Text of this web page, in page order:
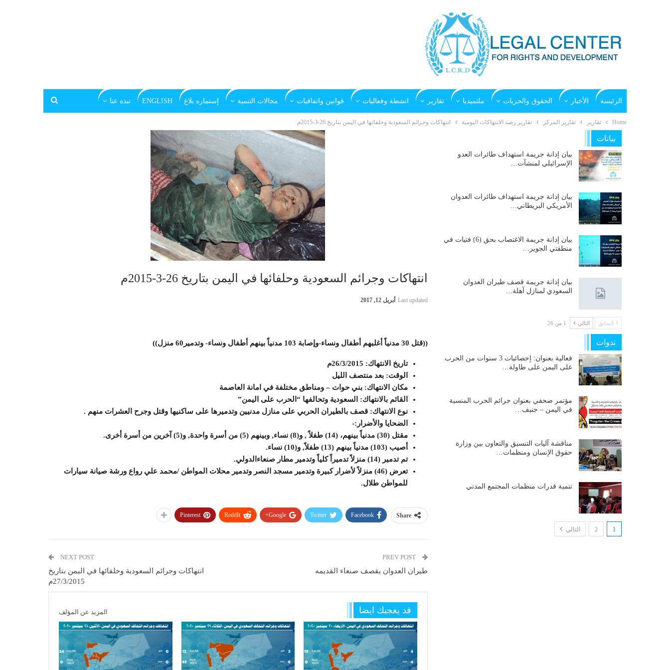
الرئيسة الأخبار الحقوق والحريات ملتميديا تقارير انشطة وفعاليات قوانين واتفاقيات مجالات التنمية إستماره بلاغ ENGLISH نبذه عنا
Home تقارير تقارير المركز تقارير رصد الانتهاكات اليومية انتهاكات وجرائم السعودية وحلفائها في اليمن بتاريخ 26-3-2015م
انتهاكات وجرائم السعودية وحلفائها في اليمن بتاريخ 26-3-2015م
Last updated أبريل 12, 2017
((قتل 30 مدنياً أغلبهم أطفال ونساء-وإصابة 103 مدنياً بينهم أطفال ونساء- وتدمير60 منزل))
تاريخ الانتهاك: 26/3/2015م
الوقت: بعد منتصف الليل
مكان الانتهاك: بني حوات – ومناطق مختلفة في امانة العاصمة
القائم بالانتهاك: السعودية وتحالفها “الحرب على اليمن”
نوع الانتهاك: قصف بالطيران الحربي على منازل مدنيين وتدميرها على ساكنيها وقتل وجرح العشرات منهم .
الضحايا والأضرار:-
مقتل (30) مدنياً بينهم، (14) طفلاً , و(8) نساء, وبينهم (5) من أسرة واحدة, و(5) آخرين من أسرة أخرى.
أصيب (103) مدنياً بينهم (13) طفلاً, و(10) نساء.
تم تدمير (14) منزلاً تدميراً كلياً وتدمير مطار صنعاءالدولي.
تعرض (46) منزلاً لأضرار كبيرة وتدمير مسجد النصر وتدمير محلات المواطن /محمد علي رواع ورشة صيانة سيارات
للمواطن طلال.
Share
Facebook
Twitter
Google+
ReddIt
Pinterest
PREV POST
طيران العدوان يقصف صنعاء القديمه
NEXT POST
انتهاكات وجرائم السعودية وحلفائها في اليمن بتاريخ
27/3/2015م
قد يعجبك ايضا المزيد عن المؤلف
بيانات
بيان إدانة جريمة استهداف طائرات العدو
الإسرائيلي لمنشآت…
بيان إدانة جريمة استهداف طائرات العدوان
الأمريكي البريطاني…
بيان إدانة جريمة الاغتصاب بحق (6) فتيات في
منطقتي الجوير…
بيان إدانة جريمة قصف طيران العدوان
السعودي لمنازل آهلة…
السابق التالي 1 من 26
ندوات
فعالية بعنوان: إحصائيات 3 سنوات من الحرب
على اليمن على طاولة…
مؤتمر صحفي بعنوان جرائم الحرب المنسية
في اليمن – جنيف…
مناقشة آليات التنسيق والتعاون بين وزارة
حقوق الإنسان ومنظمات…
تنمية قدرات منظمات المجتمع المدني
1
2 التالي